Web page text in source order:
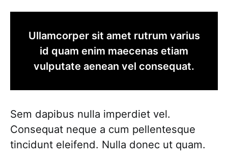
Ullamcorper sit amet rutrum varius
id quam enim maecenas etiam
vulputate aenean vel consequat.
Sem dapibus nulla imperdiet vel.
Consequat neque a cum pellentesque
tincidunt eleifend. Nulla donec ut quam.